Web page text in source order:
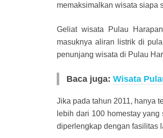
memaksimalkan wisata siapa
Geliat wisata Pulau
masuknya aliran listrik di
penunjang wisata di Pulau
Baca juga: Wisata
Jika pada tahun 2011, hanya
lebih dari 100 homestay
diperlengkap dengan fasilitas